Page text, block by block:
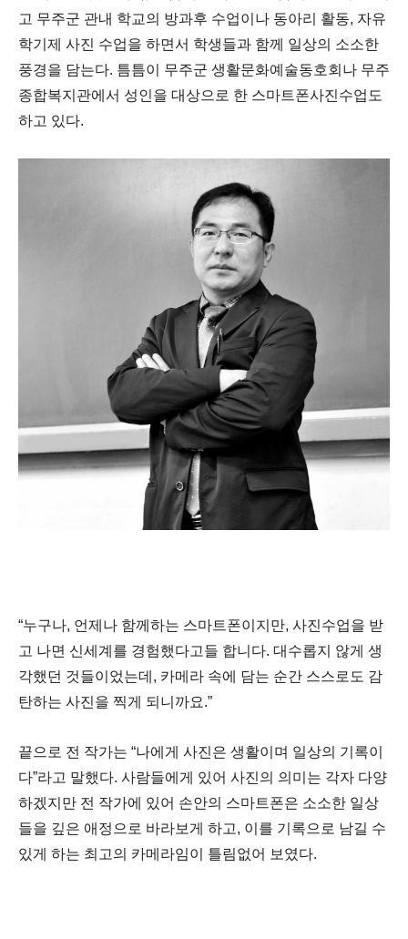
고 무주군 관내 학교의 방과후 수업이나 동아리 활동, 자유
학기제 사진 수업을 하면서 학생들과 함께 일상의 소소한
풍경을 담는다. 틈틈이 무주군 생활문화예술동호회나 무주
종합복지관에서 성인을 대상으로 한 스마트폰사진수업도
하고 있다.
“누구나, 언제나 함께하는 스마트폰이지만, 사진수업을 받
고 나면 신세계를 경험했다고들 합니다. 대수롭지 않게 생
각했던 것들이었는데 , 카메라 속에 담는 순간 스스로도 감
탄하는 사진을 찍게 되니까요.”
끝으로 전 작가는 “나에게 사진은 생활이며 일상의 기록이
다”라고 말했다. 사람들에게 있어 사진의 의미는 각자 다양
하겠지만 전 작가에 있어 손안의 스마트폰은 소소한 일상
들을 깊은 애정으로 바라보게 하고, 이를 기록으로 남길 수
있게 하는 최고의 카메라임이 틀림없어 보였다.